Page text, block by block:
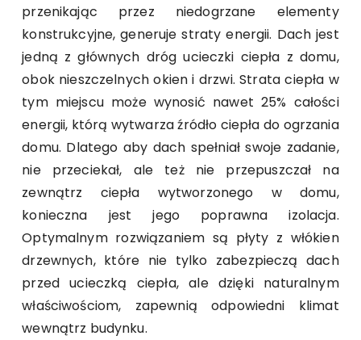
przenikając przez niedogrzane elementy
konstrukcyjne, generuje straty energii. Dach jest
jedną z głównych dróg ucieczki ciepła z domu,
obok nieszczelnych okien i drzwi. Strata ciepła w
tym miejscu może wynosić nawet 25% całości
energii, którą wytwarza źródło ciepła do ogrzania
domu. Dlatego aby dach spełniał swoje zadanie,
nie przeciekał, ale też nie przepuszczał na
zewnątrz ciepła wytworzonego w domu,
konieczna jest jego poprawna izolacja.
Optymalnym rozwiązaniem są płyty z włókien
drzewnych, które nie tylko zabezpieczą dach
przed ucieczką ciepła, ale dzięki naturalnym
właściwościom, zapewnią odpowiedni klimat
wewnątrz budynku.